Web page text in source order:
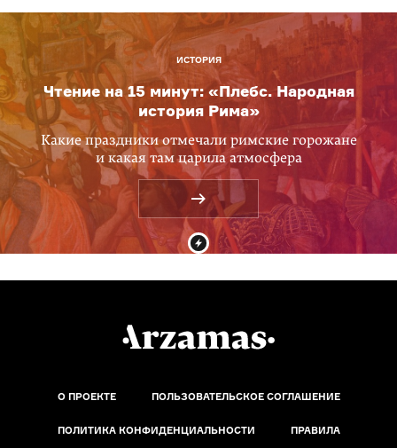
ИСТОРИЯ
Чтение на 15 минут: «Плебс. Народная
история Рима»
Какие праздники отмечали римские горожане
и какая там царила атмосфера
О ПРОЕКТЕ ПОЛЬЗОВАТЕЛЬСКОЕ СОГЛАШЕНИЕ
ПОЛИТИКА КОНФИДЕНЦИАЛЬНОСТИ ПРАВИЛА